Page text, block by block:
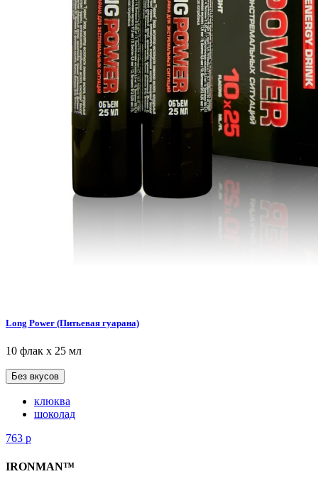
Long Power (Питьевая гуарана)
10 флак х 25 мл
Без вкусов
клюква
шоколад
763 р
IRONMAN™